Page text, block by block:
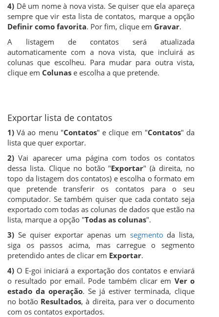
4) Dê um nome à nova vista. Se quiser que ela apareça
sempre que vir esta lista de contatos, marque a opção
Definir como favorita. Por fim, clique em Gravar.
A listagem de contatos será atualizada
automaticamente com a nova vista, que incluirá as
colunas que escolheu. Para mudar para outra vista,
clique em Colunas e escolha a que pretende.
Exportar lista de contatos
1) Vá ao menu "Contatos" e clique em "Contatos" da
lista que quer exportar.
2) Vai aparecer uma página com todos os contatos
dessa lista. Clique no botão "Exportar" (à direita, no
topo da listagem dos contatos) e escolha o formato em
que pretende transferir os contatos para o seu
computador. Se também quiser que cada contato seja
exportado com todas as colunas de dados que estão na
lista, marque a opção "Todas as colunas".
3) Se quiser exportar apenas um segmentoda lista,
siga os passos acima, mas carregue o segmento
pretendido antes de clicar em Exportar.
4) O E-goi iniciará a exportação dos contatos e enviará
o resultado por email. Pode também clicar em Ver o
estado da operação. Se já estiver terminada, clique
no botão Resultados, à direita, para ver o documento
com os contatos exportados.